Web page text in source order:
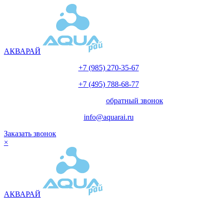
АКВАРАЙ
+7 (985) 270-35-67
+7 (495) 788-68-77
обратный звонок
info@aquarai.ru
Заказать звонок
×
АКВАРАЙ